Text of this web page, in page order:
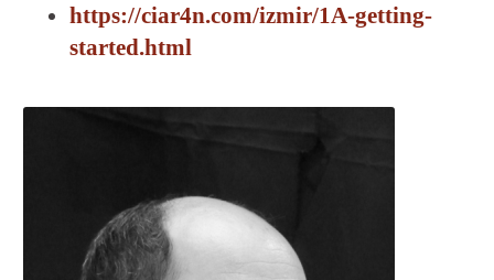
https://ciar4n.com/izmir/1A-getting-
started.html